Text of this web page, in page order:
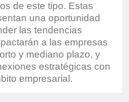
de este tipo. Estas
una oportunidad
las tendencias
a las empresas
y mediano plazo, y
estratégicas con
empresarial.